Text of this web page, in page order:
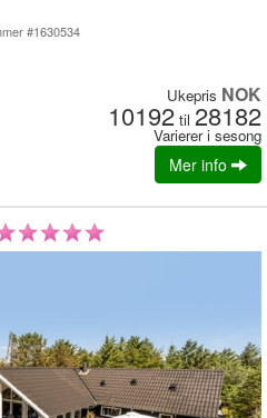
#1630534
Ukepris NOK
10192 til 28182
Varierer i sesong
Mer info